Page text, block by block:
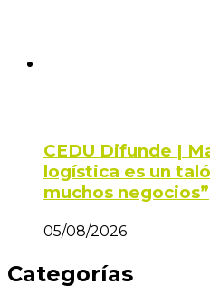
CEDU Difunde |
logística es un
muchos negocios”
05/08/2026
Categorías